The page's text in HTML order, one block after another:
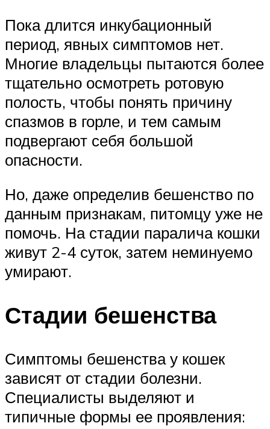
Пока длится инкубационный
период, явных симптомов нет.
Многие владельцы пытаются более
тщательно осмотреть ротовую
полость, чтобы понять причину
спазмов в горле, и тем самым
подвергают себя большой
опасности.
Но, даже определив бешенство по
данным признакам, питомцу уже не
помочь. На стадии паралича кошки
живут 2-4 суток, затем неминуемо
умирают.
Стадии бешенства
Симптомы бешенства у кошек
зависят от стадии болезни.
Специалисты выделяют и
типичные формы ее проявления: